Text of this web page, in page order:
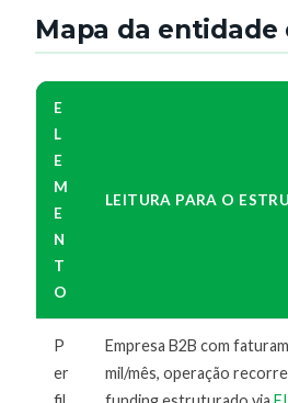
Mapa da entidade
E
L
E
M
E
N
T
O
LEITURA PARA O
P
er
Empresa B2B com
mil/mês, operação